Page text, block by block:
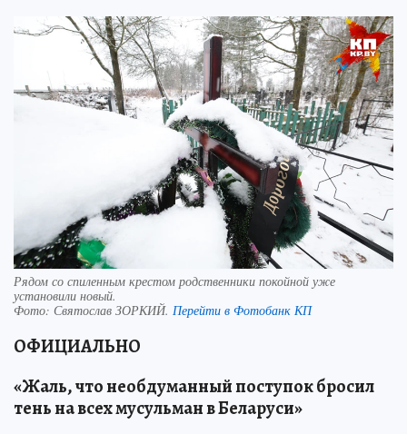
Рядом со спиленным крестом родственники покойной уже
установили новый.
Фото: Святослав ЗОРКИЙ. Перейти в Фотобанк КП
ОФИЦИАЛЬНО
«Жаль, что необдуманный поступок бросил
тень на всех мусульман в Беларуси»